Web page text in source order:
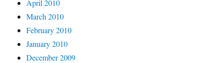
April 2010
March 2010
February 2010
January 2010
December 2009